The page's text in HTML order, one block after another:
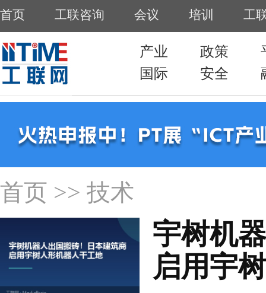
首页 工联咨询 会议 培训 工
产业 政策
国际
安全
首页 >> 技术
宇树机
启用宇